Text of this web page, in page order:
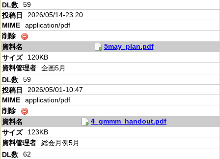
59
2026/05/14-23:20
application/pdf
5may_plan.pdf
120KB
企画5月
59
2026/05/01-10:47
application/pdf
4_gmmm_handout.pdf
123KB
総会月例5月
62